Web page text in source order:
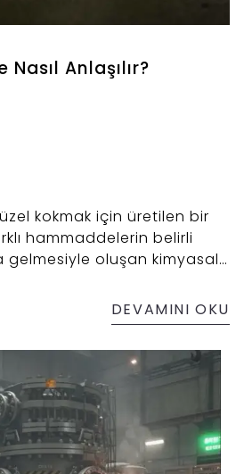
Anlaşılır?
kokmak için üretilen bir
oluşan kimyasal
DEVAMINI OKU